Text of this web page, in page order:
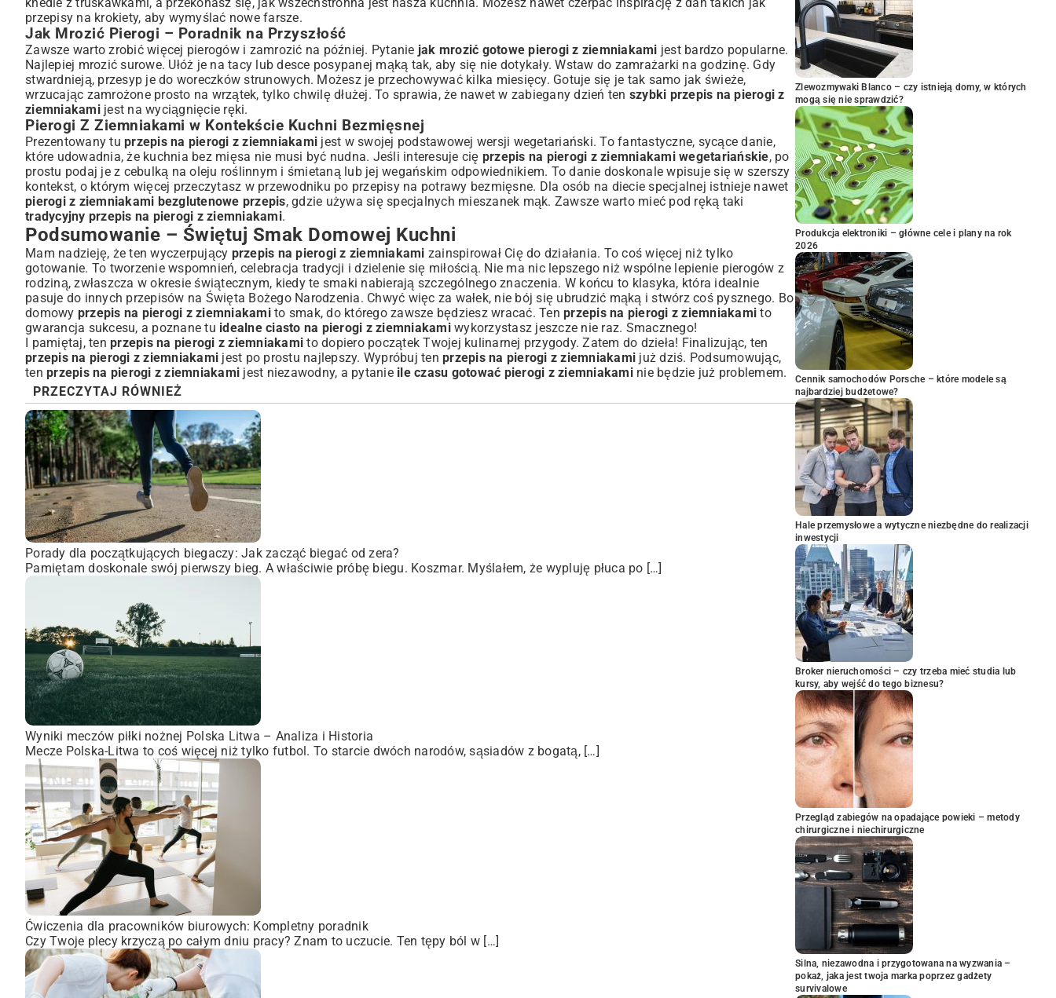
przepisy na krokiety, aby wymyślać nowe farsze.
Jak Mrozić Pierogi – Poradnik na Przyszłość
Zawsze warto zrobić więcej pierogów i zamrozić na później. Pytanie jak mrozić gotowe pierogi z ziemniakami jest bardzo popularne.
Najlepiej mrozić surowe. Ułóż je na tacy lub desce posypanej mąką tak, aby się nie dotykały. Wstaw do zamrażarki na godzinę. Gdy
stwardnieją, przesyp je do woreczków strunowych. Możesz je przechowywać kilka miesięcy. Gotuje się je tak samo jak świeże,
wrzucając zamrożone prosto na wrzątek, tylko chwilę dłużej. To sprawia, że nawet w zabiegany dzień ten szybki przepis na pierogi z
ziemniakamijest na wyciągnięcie ręki.
Pierogi Z Ziemniakami w Kontekście Kuchni Bezmięsnej
Prezentowany tu przepis na pierogi z ziemniakami jest w swojej podstawowej wersji wegetariański. To fantastyczne, sycące danie,
które udowadnia, że kuchnia bez mięsa nie musi być nudna. Jeśli interesuje cię przepis na pierogi z ziemniakami wegetariańskie, po
prostu podaj je z cebulką na oleju roślinnym i śmietaną lub jej wegańskim odpowiednikiem. To danie doskonale wpisuje się w szerszy
kontekst, o którym więcej przeczytasz w przewodniku po przepisy na potrawy bezmięsne. Dla osób na diecie specjalnej istnieje nawet
pierogi z ziemniakami bezglutenowe przepis, gdzie używa się specjalnych mieszanek mąk. Zawsze warto mieć pod ręką taki
tradycyjny przepis na pierogi z ziemniakami.
Podsumowanie – Świętuj Smak Domowej Kuchni
Mam nadzieję, że ten wyczerpujący przepis na pierogi z ziemniakami zainspirował Cię do działania. To coś więcej niż tylko
gotowanie. To tworzenie wspomnień, celebracja tradycji i dzielenie się miłością. Nie ma nic lepszego niż wspólne lepienie pierogów z
rodziną, zwłaszcza w okresie świątecznym, kiedy te smaki nabierają szczególnego znaczenia. W końcu to klasyka, która idealnie
pasuje do innych przepisów na Święta Bożego Narodzenia. Chwyć więc za wałek, nie bój się ubrudzić mąką i stwórz coś pysznego. Bo
domowy przepis na pierogi z ziemniakamito smak, do którego zawsze będziesz wracać. Ten przepis na pierogi z ziemniakami to
gwarancja sukcesu, a poznane tu idealne ciasto na pierogi z ziemniakamiwykorzystasz jeszcze nie raz. Smacznego!
I pamiętaj, ten przepis na pierogi z ziemniakami to dopiero początek Twojej kulinarnej przygody. Zatem do dzieła! Finalizując, ten
przepis na pierogi z ziemniakami jest po prostu najlepszy. Wypróbuj ten przepis na pierogi z ziemniakami już dziś. Podsumowując,
ten przepis na pierogi z ziemniakami jest niezawodny, a pytanie ile czasu gotować pierogi z ziemniakaminie będzie już problemem.
PRZECZYTAJ RÓWNIEŻ
Porady dla początkujących biegaczy: Jak zacząć biegać od zera?
Pamiętam doskonale swój pierwszy bieg. A właściwie próbę biegu. Koszmar. Myślałem, że wypluję płuca po […]
Wyniki meczów piłki nożnej Polska Litwa – Analiza i Historia
Mecze Polska-Litwa to coś więcej niż tylko futbol. To starcie dwóch narodów, sąsiadów z bogatą, […]
Ćwiczenia dla pracowników biurowych: Kompletny poradnik
Czy Twoje plecy krzyczą po całym dniu pracy? Znam to uczucie. Ten tępy ból w […]
Zlewozmywaki Blanco – czy istnieją domy, w których
mogą się nie sprawdzić?
Produkcja elektroniki – główne cele i plany na rok
2026
Cennik samochodów Porsche – które modele są
najbardziej budżetowe?
Hale przemysłowe a wytyczne niezbędne do realizacji
inwestycji
Broker nieruchomości – czy trzeba mieć studia lub
kursy, aby wejść do tego biznesu?
Przegląd zabiegów na opadające powieki – metody
chirurgiczne i niechirurgiczne
Silna, niezawodna i przygotowana na wyzwania –
pokaż, jaka jest twoja marka poprzez gadżety
survivalowe